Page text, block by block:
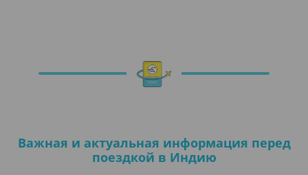
Важная и актуальная информация перед
поездкой в Индию